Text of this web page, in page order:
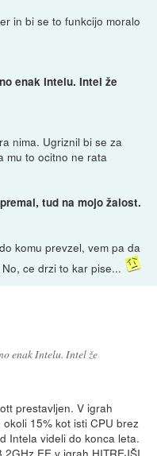
in bi se to funkcijo moralo
enak Intelu. Intel že
nima. Ugriznil bi se za
mu to ocitno ne rata
tud na mojo žalost.
komu prevzel, vem pa da
ce drzi to kar pise...
enak Intelu. Intel že
prestavljen. V igrah
15% kot isti CPU brez
Intela videli do konca leta.